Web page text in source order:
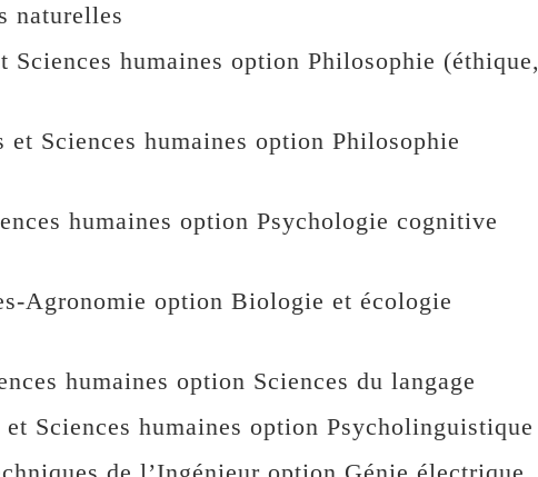
naturelles
humaines option Philosophie (éthique,
Sciences humaines option Philosophie
humaines option Psychologie cognitive
Agronomie option Biologie et écologie
humaines option Sciences du langage
Sciences humaines option Psycholinguistique